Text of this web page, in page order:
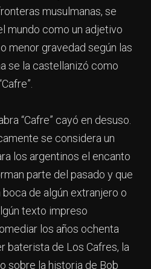
musulmanas, se
mundo como un adjetivo
menor gravedad según las
se la castellanizó como
“Cafre”.
“Cafre” cayó en desuso.
se considera un
los argentinos el encanto
parte del pasado y que
de algún extranjero o
texto impreso
los años ochenta
baterista de Los Cafres, la
sobre la historia de Bob